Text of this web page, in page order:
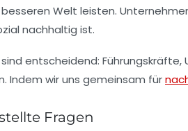
Welt leisten.
nachhaltig ist.
entscheidend:
Indem wir uns gemeinsam für
Fragen